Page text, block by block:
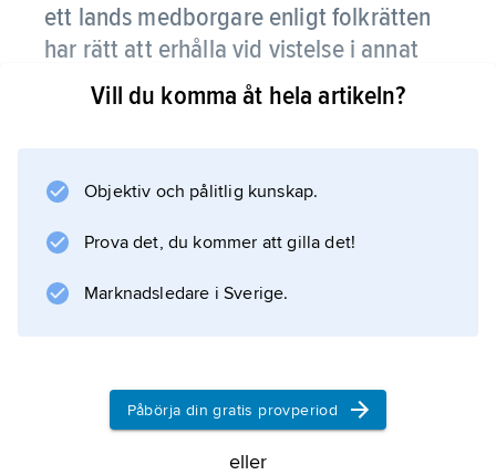
ett lands medborgare enligt folkrätten
har rätt att erhålla vid vistelse i annat
land.Vill du komma åt hela artikeln?
Objektiv och pålitlig kunskap.
Prova det, du kommer att gilla det!
Marknadsledare i Sverige.
Påbörja din gratis provperiod
eller